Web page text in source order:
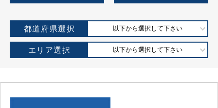
都道府県選択 以下から選択して下さい
エリア選択 以下から選択して下さい